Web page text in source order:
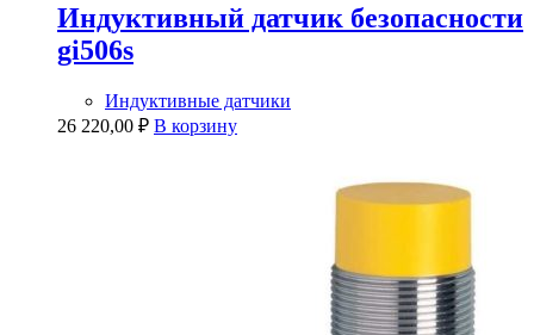
Индуктивный датчик безопасности
gi506s
Индуктивные датчики
26 220,00 ₽ В корзину